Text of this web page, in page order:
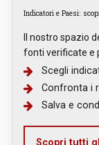
Indicatori e Paesi:
Il nostro spazio
fonti verificate e
Scegli
Confronta i
Salva e
Scopri tutti